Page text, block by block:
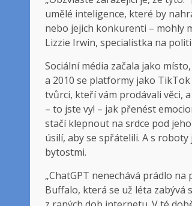
umělé inteligence, které by
nebo jejich konkurenti – mohly
Lizzie Irwin, specialistka na
Sociální média začala jako
a 2010 se platformy jako
tvůrci, kteří vám prodávali věci,
– to jste vy! – jak přenést
stačí klepnout na srdce pod
úsilí, aby se spřátelili. A s
bytostmi.
„ChatGPT nenechává prádlo
Buffalo, která se už léta zabývá